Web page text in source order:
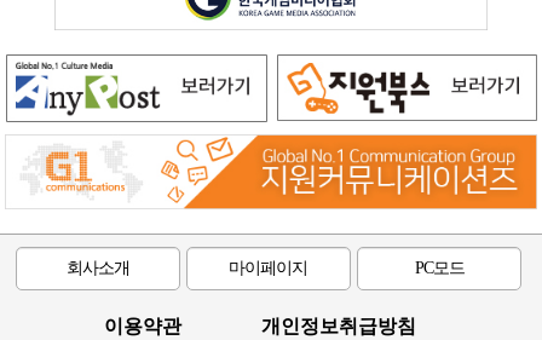
회사소개 마이페이지 PC모드
이용약관 개인정보취급방침